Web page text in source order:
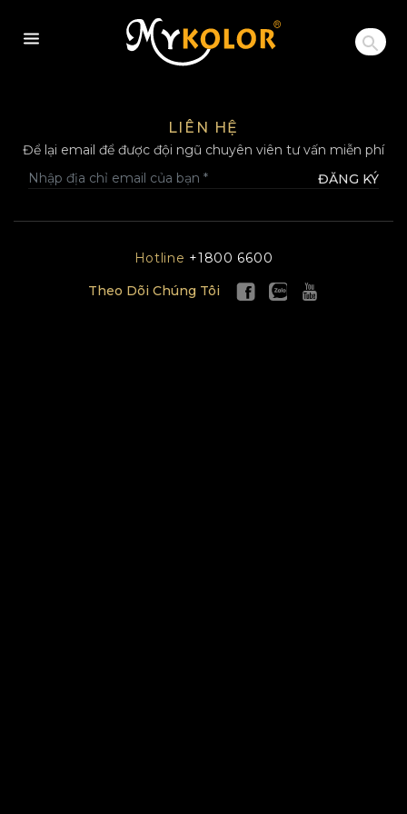
MYKOLOR
LIÊN HỆ
Để lại email để được đội ngũ chuyên viên tư vấn miễn phí
ĐĂNG KÝ
Hotline +1800 6600
Theo Dõi Chúng Tôi